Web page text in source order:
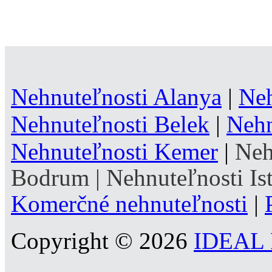
Nehnuteľnosti Alanya |
Nehnuteľnosti Belek |
Nehnuteľnosti Kemer |
Bodrum | Nehnuteľnosti
Komerčné nehnuteľnosti |
Copyright © 2026 IDEAL